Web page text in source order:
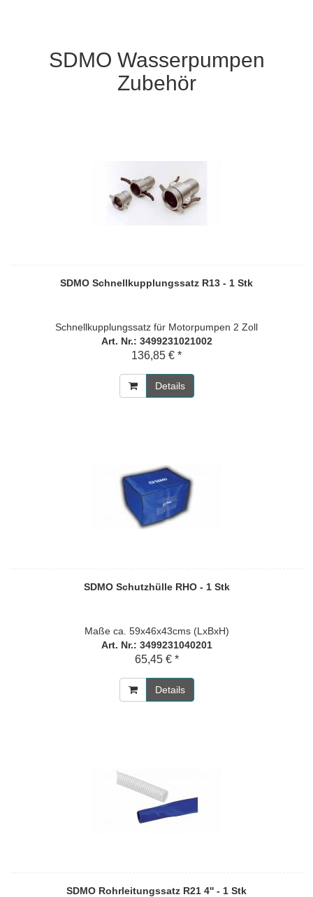
SDMO Wasserpumpen
Zubehör
SDMO Schnellkupplungssatz R13 - 1 Stk
Schnellkupplungssatz für Motorpumpen 2 Zoll
Art. Nr.: 3499231021002
136,85 € *
Details
SDMO Schutzhülle RHO - 1 Stk
Maße ca. 59x46x43cms (LxBxH)
Art. Nr.: 3499231040201
65,45 € *
Details
SDMO Rohrleitungssatz R21 4'' - 1 Stk